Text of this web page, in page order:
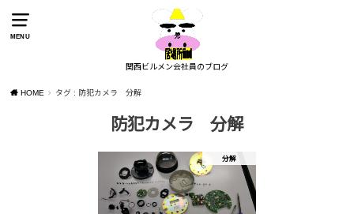
MENU
関西ビルメン会社員のブログ
HOME タグ : 防犯カメラ 分解
防犯カメラ 分解
分解